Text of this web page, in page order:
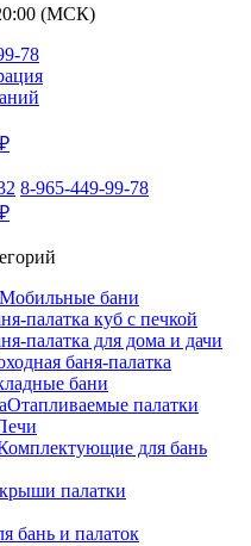
(МСК)
78
₽
8-965-449-99-78
₽
Мобильные бани
палатка куб с печкой
палатка для дома и дачи
баня-палатка
бани
Отапливаемые палатки
для бань
палатки
бань и палаток